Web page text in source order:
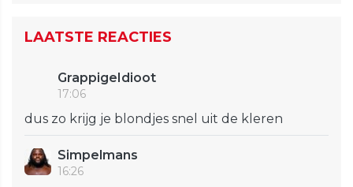
LAATSTE REACTIES
GrappigeIdioot
17:06
dus zo krijg je blondjes snel uit de kleren
Simpelmans
16:26